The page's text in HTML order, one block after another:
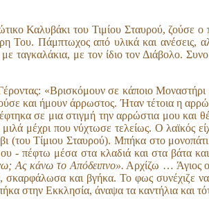
Καλυβάκι του Τιμίου Σταυρού, ζούσε
Του. Πάμπτωχος από υλικά και ανέσεις,
ταγκαλάκια, με τον ίδιο τον Διάβολο.
«Βρισκόμουν σε κάποιο
και ήμουν άρρωστος. Ήταν τέτοια η
σε μια στιγμή την αρρώστια μου και
μιλά μέχρι που νύχτωσε τελείως. Ο λαϊκός
(του Τίμιου Σταυρού). Μπήκα στο
- πέφτω μέσα στα κλαδιά και στα βάτα
Ας κάνω το Απόδειπνο». Αρχίζω … Άγιος
σκαρφάλωσα και βγήκα. Το φως συνέχιζε
στην Εκκλησία, άναψα τα καντήλια και